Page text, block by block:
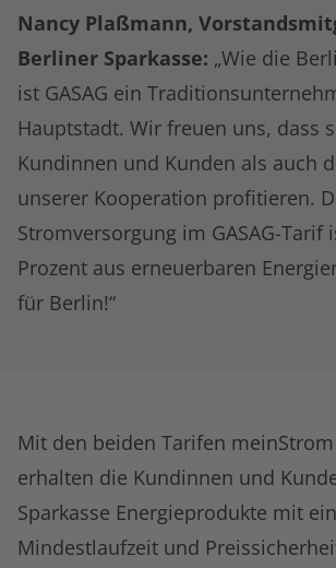
Nancy Plaßmann,
Berliner Sparkasse: „Wie die
ist GASAG ein
Hauptstadt. Wir freuen uns, dass
Kundinnen und Kunden als auch
unserer Kooperation profitieren.
Stromversorgung im GASAG-Tarif
Prozent aus erneuerbaren
für Berlin!“
Mit den beiden Tarifen
erhalten die Kundinnen und
Sparkasse Energieprodukte mit
Mindestlaufzeit und